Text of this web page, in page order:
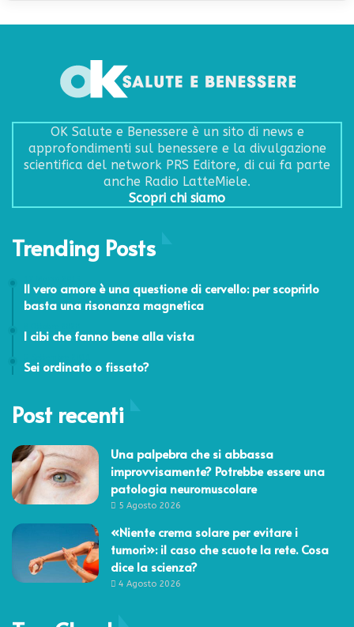
OK Salute e Benessere è un sito di news e
approfondimenti sul benessere e la divulgazione
scientifica del network PRS Editore, di cui fa parte
anche Radio LatteMiele.
Scopri chi siamo
Trending Posts
Il vero amore è una questione di cervello: per scoprirlo
basta una risonanza magnetica
I cibi che fanno bene alla vista
Sei ordinato o fissato?
Post recenti
Una palpebra che si abbassa
improvvisamente? Potrebbe essere una
patologia neuromuscolare
5 Agosto 2026
«Niente crema solare per evitare i
tumori»: il caso che scuote la rete. Cosa
dice la scienza?
4 Agosto 2026